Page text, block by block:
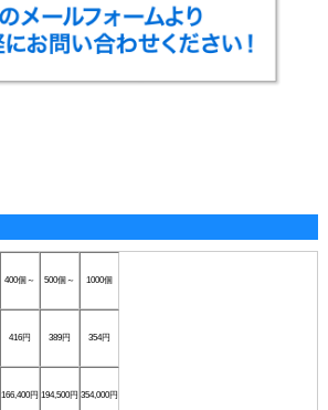
400個～ 500個～ 1000個
416円 389円 354円
166,400円 194,500円 354,000円